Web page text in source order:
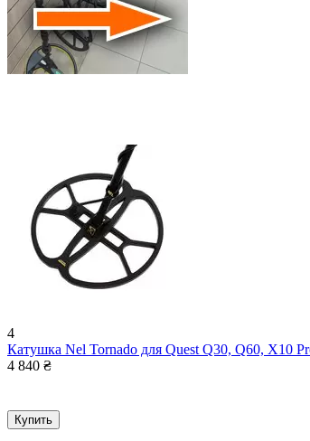
4
Катушка Nel Tornado для Quest Q30, Q60, X10
4 840 ₴
Купить